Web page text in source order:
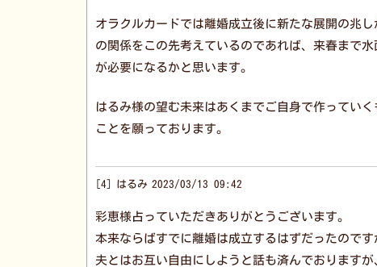
オラクルカードでは離婚成立後に新たな展開の兆
の関係をこの先考えているのであれば、来春まで
が必要になるかと思います。
はるみ様の望む未来はあくまでご自身で作ってい
ことを願っております。
4 はるみ 2023/03/13 09:42
彩恵様占っていただきありがとうございます。
本来ならばすでに離婚は成立するはずだったので
夫とはお互い自由にしようと話も済んでおります